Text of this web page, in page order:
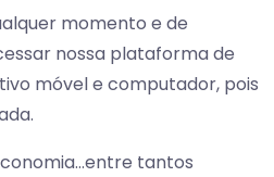
momento e de
nossa plataforma de
móvel e computador, pois
tantos